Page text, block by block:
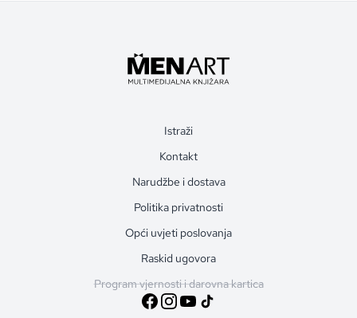
Istraži
Kontakt
Narudžbe i dostava
Politika privatnosti
Opći uvjeti poslovanja
Raskid ugovora
Program vjernosti i darovna kartica